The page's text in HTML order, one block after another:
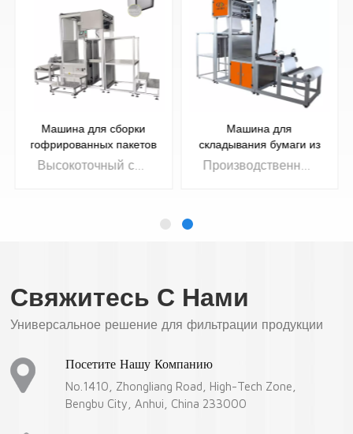
Машина для сборки
гофрированных пакетов
из стекловолокна
УЗНАТЬ
БОЛЬШЕ
Машина для
складывания бумаги из
стекловолокна с
перегородкой
УЗНАТЬ
БОЛЬШЕ
Свяжитесь С Нами
Универсальное решение для фильтрации продукции
Посетите Нашу Компанию
No.1410, Zhongliang Road, High-Tech Zone,
Bengbu City, Anhui, China 233000